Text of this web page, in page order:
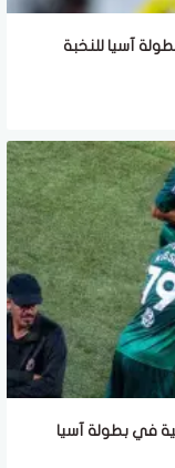
آسيا للنخبة
في بطولة آسيا